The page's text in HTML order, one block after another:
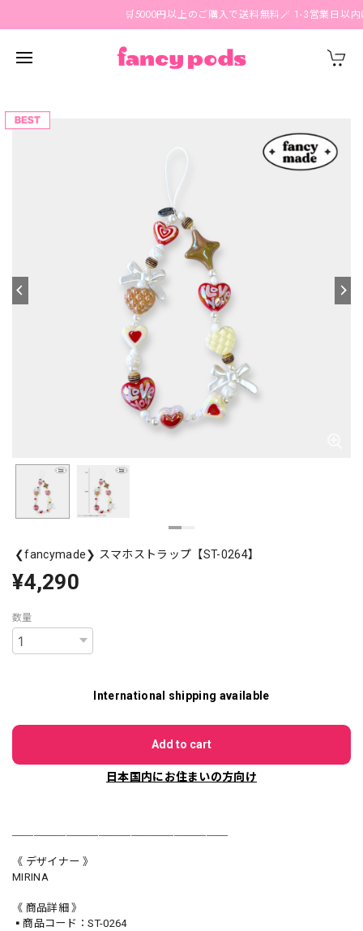
🛒5000円以上のご購入で送料無料🪄 1-3営業日以内
❮fancymade❯ スマホストラップ【ST-0264】
¥4,290
数量
International shipping available
Add to cart
日本国内にお住まいの方向け
《 デザイナー 》
MIRINA
《 商品詳細 》
▪️商品コード：ST-0264